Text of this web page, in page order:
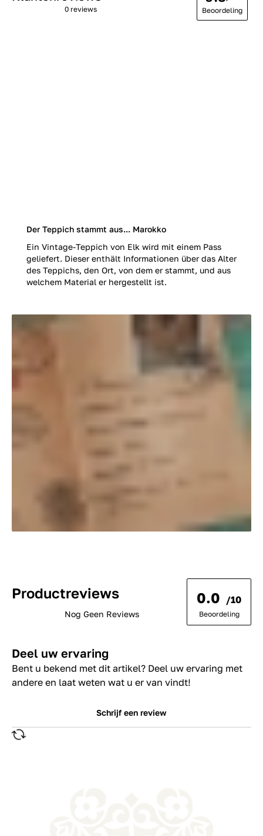
Der Teppich stammt aus... Marokko
Ein Vintage-Teppich von Elk wird mit einem Pass
geliefert. Dieser enthält Informationen über das Alter
des Teppichs, den Ort, von dem er stammt, und aus
welchem Material er hergestellt ist.
0 reviews Beoordeling
Productreviews
Nog Geen Reviews
0.0 /10
Beoordeling
Deel uw ervaring
Bent u bekend met dit artikel? Deel uw ervaring met
andere en laat weten wat u er van vindt!
Schrijf een review